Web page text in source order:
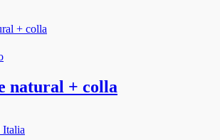
natural + colla